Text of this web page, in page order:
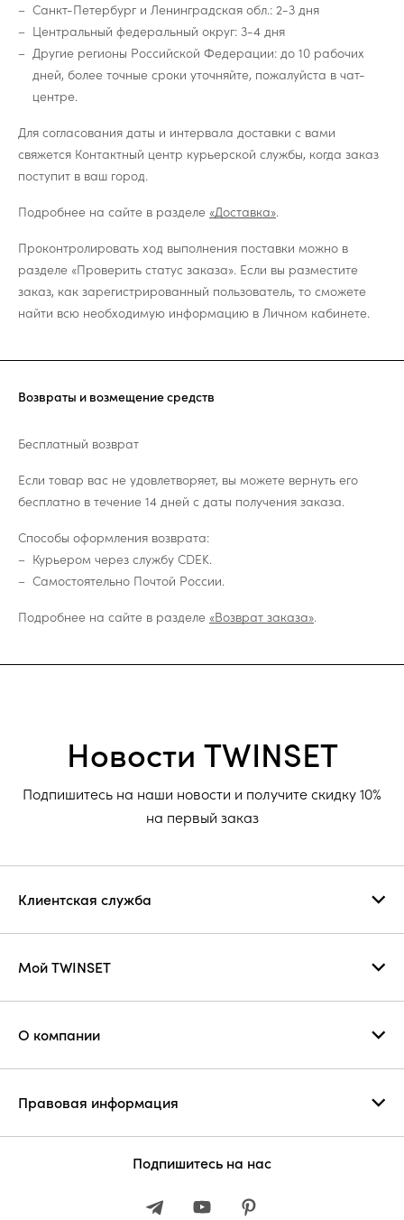
Санкт-Петербург и Ленинградская обл.: 2-3 дня
Центральный федеральный округ: 3-4 дня
Другие регионы Российской Федерации: до 10 рабочих
дней, более точные сроки уточняйте, пожалуйста в чат-
центре.
Для согласования даты и интервала доставки с вами
свяжется Контактный центр курьерской службы, когда заказ
поступит в ваш город.
Подробнее на сайте в разделе «Доставка».
Проконтролировать ход выполнения поставки можно в
разделе «Проверить статус заказа». Если вы разместите
заказ, как зарегистрированный пользователь, то сможете
найти всю необходимую информацию в Личном кабинете.
Возвраты и возмещение средств
Бесплатный возврат
Если товар вас не удовлетворяет, вы можете вернуть его
бесплатно в течение 14 дней с даты получения заказа.
Способы оформления возврата:
Курьером через службу CDEK.
Самостоятельно Почтой России.
Подробнее на сайте в разделе «Возврат заказа».
Новости TWINSET
Подпишитесь на наши новости и получите скидку 10%
на первый заказ
Клиентская служба
Мой TWINSET
О компании
Правовая информация
Подпишитесь на нас